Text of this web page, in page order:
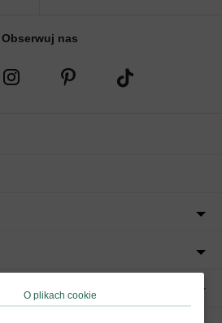
Obserwuj nas
O plikach cookie